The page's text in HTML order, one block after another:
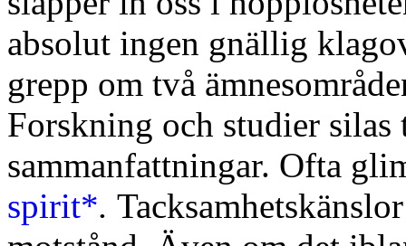
absolut ingen gnällig
grepp om två
Forskning och studier
sammanfattningar. Ofta
spirit*.